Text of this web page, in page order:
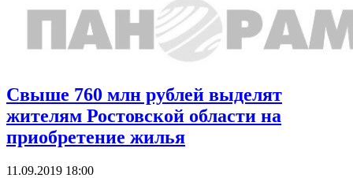
Свыше 760 млн рублей выделят
жителям Ростовской области на
приобретение жилья
11.09.2019 18:00